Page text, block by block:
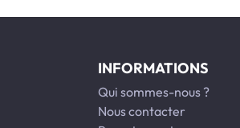
INFORMATIONS
Qui sommes-nous ?
Nous contacter